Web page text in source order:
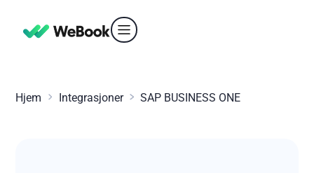
Hjem Integrasjoner SAP BUSINESS ONE